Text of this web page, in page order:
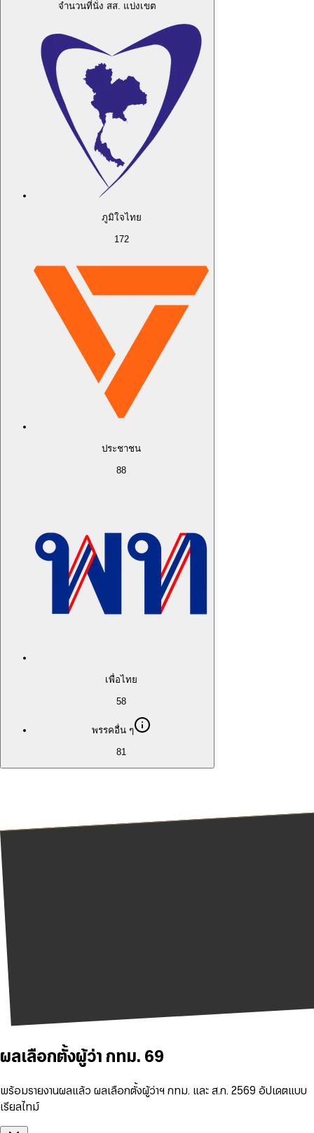
จำนวนที่นั่ง สส. แบ่งเขต
ภูมิใจไทย
172
ประชาชน
88
เพื่อไทย
58
พรรคอื่น ๆ
81
ผลเลือกตั้งผู้ว่า กทม. 69
พร้อมรายงานผลแล้ว ผลเลือกตั้งผู้ว่าฯ กทม. และ ส.ก. 2569 อัปเดตแบบ
เรียลไทม์